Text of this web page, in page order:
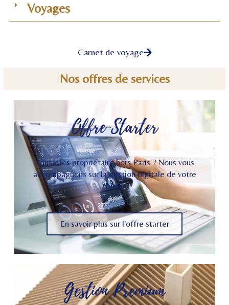
Voyages
Carnet de voyage
Nos offres de services
Offre Starter
Vous êtes propriétaire hors Paris ? Nous vous
accompagnons sur la gestion digitale de votre
bien.
En savoir plus sur l'offre starter
Gestion Premium